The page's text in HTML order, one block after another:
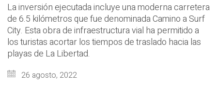
La inversión ejecutada incluye una moderna carretera
de 6.5 kilómetros que fue denominada Camino a Surf
City. Esta obra de infraestructura vial ha permitido a
los turistas acortar los tiempos de traslado hacia las
playas de La Libertad.
26 agosto, 2022